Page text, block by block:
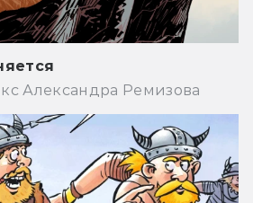
Александра Ремизова